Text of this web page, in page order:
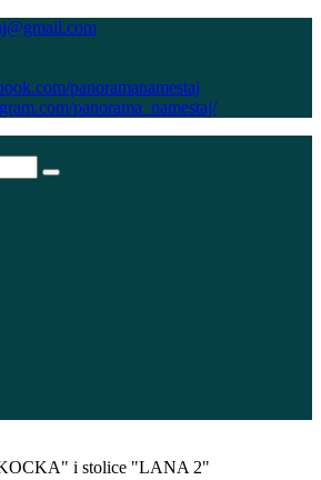
panoramanamestaj
panorama_namestaj/
i stolice "LANA 2"